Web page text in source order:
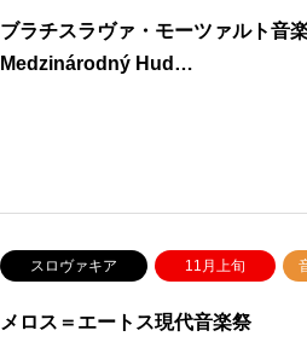
ブラチスラヴァ・モーツァルト音
Medzinárodný Hud…
スロヴァキア 11月上旬
メロス＝エートス現代音楽祭